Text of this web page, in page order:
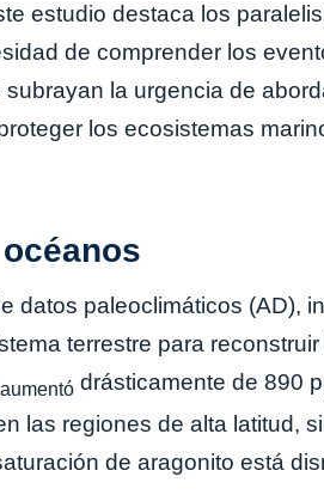
estudio destaca los
de comprender los
la urgencia de
los ecosistemas
datos paleoclimáticos (AD),
terrestre para
aumentó drásticamente de 890
las regiones de alta latitud,
de aragonito está